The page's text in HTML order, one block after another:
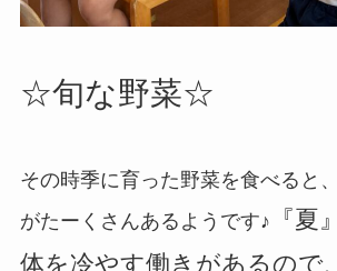
☆旬な野菜☆
その時季に育った野菜を食べると
がたーくさんあるようです♪
『夏
体を冷やす働きがあるので